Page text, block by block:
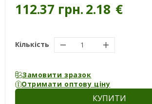
112.37 грн.2.18 €
Кількість
Замовити зразок
Отримати оптову ціну
КУПИТИ